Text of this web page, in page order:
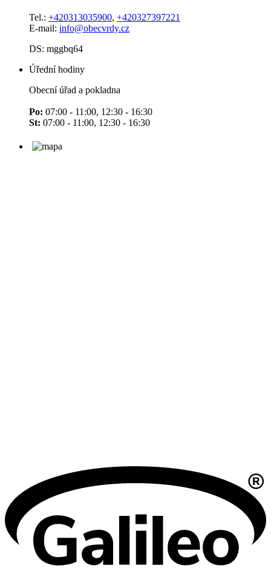
Tel.: +420313035900, +420327397221
E-mail: info@obecvrdy.cz
DS: mggbq64
Úřední hodiny
Obecní úřad a pokladna
Po: 07:00 - 11:00, 12:30 - 16:30
St: 07:00 - 11:00, 12:30 - 16:30